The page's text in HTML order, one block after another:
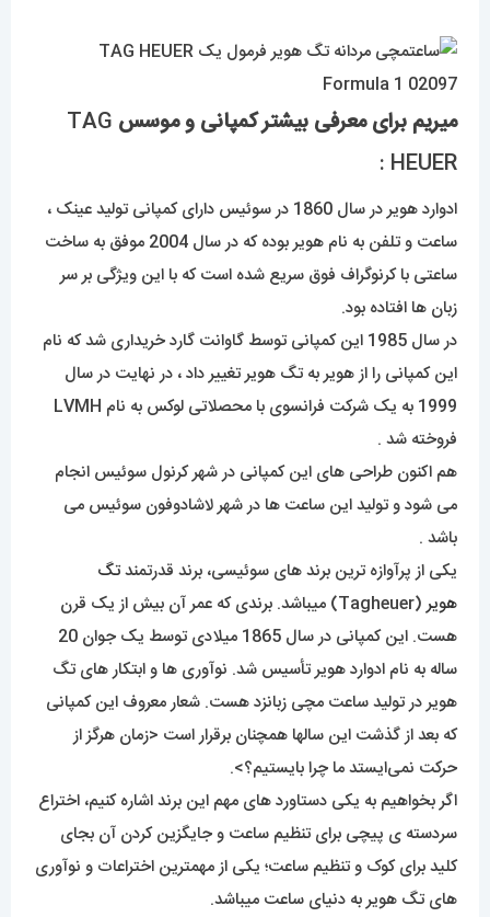
میریم برای معرفی بیشتر کمپانی و موسس TAG
HEUER :
ادوارد هویر در سال 1860 در سوئیس دارای کمپانی تولید عینک ،
ساعت و تلفن به نام هویر بوده که در سال 2004 موفق به ساخت
ساعتی با کرنوگراف فوق سریع شده است که با این ویژگی بر سر
زبان ها افتاده بود.
در سال 1985 این کمپانی توسط گاوانت گارد خریداری شد که نام
این کمپانی را از هویر به تگ هویر تغییر داد ، در نهایت در سال
1999 به یک شرکت فرانسوی با محصلاتی لوکس به نام LVMH
فروخته شد .
هم اکنون طراحی های این کمپانی در شهر کرنول سوئیس انجام
می شود و تولید این ساعت ها در شهر لاشادوفون سوئیس می
باشد .
یکی از پرآوازه ترین برند های سوئیسی، برند قدرتمندتگ
هویر
(Tagheuer) میباشد. برندی که عمر آن بیش از یک قرن
هست. این کمپانی در سال 1865 میلادی توسط یک جوان 20
ساله به نام ادوارد هویر تأسیس شد. نوآوری ها و ابتکار های تگ
هویر در تولید ساعت مچی زبانزد هست. شعار معروف این کمپانی
که بعد از گذشت این سالها همچنان برقرار است <زمان هرگز از
حرکت نمی‌ایستد ما چرا بایستیم؟>.
اگر بخواهیم به یکی دستاورد های مهم این برند اشاره کنیم، اختراع
سردسته ی پیچی برای تنظیم ساعت و جایگزین کردن آن بجای
کلید برای کوک و تنظیم ساعت؛ یکی از مهمترین اختراعات و نوآوری
های تگ هویر به دنیای ساعت میباشد.